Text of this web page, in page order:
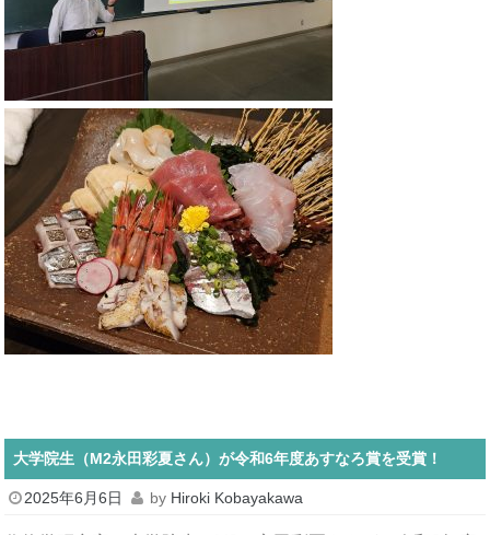
大学院生（M2永田彩夏さん）が令和6年度あすなろ賞を受賞！
2025年6月6日 by Hiroki Kobayakawa